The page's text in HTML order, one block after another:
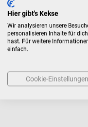
SCHMITZ medical
Kunststoff-Fußkreuz
Mit gebremsten
Hier gibt's Kekse
Wir analysieren unsere
personalisieren Inhalte für
hast. Für weitere
einfach.
Cookie-Einstellungen